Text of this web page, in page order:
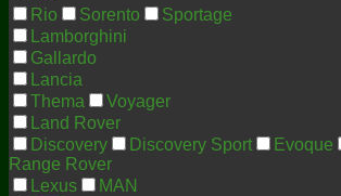
Rio
Sorento
Sportage
Lamborghini
Gallardo
Lancia
Thema
Voyager
Land Rover
Discovery
Discovery Sport Evoque
Range Rover
Lexus
MAN